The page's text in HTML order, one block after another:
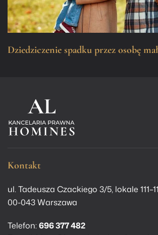
Dziedziczenie spadku przez osobę
Kontakt
ul. Tadeusza Czackiego 3/5, lokale
00-043 Warszawa
Telefon:696 377 482